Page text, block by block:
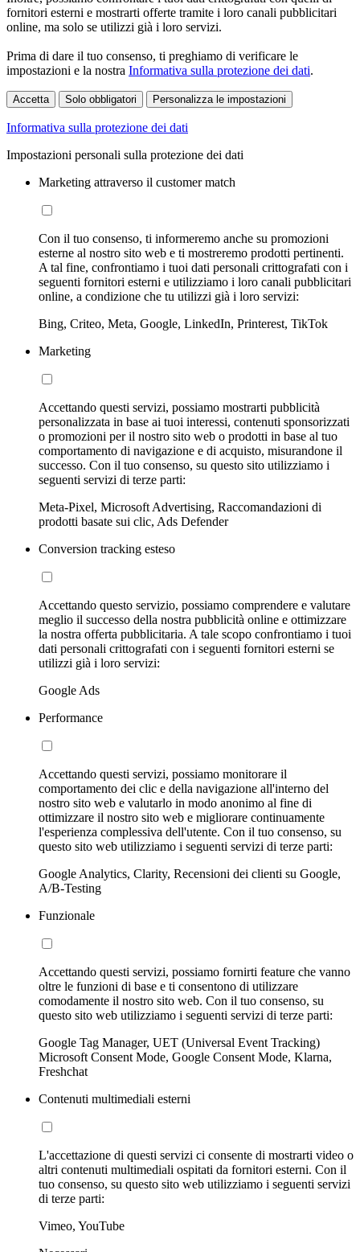
fornitori esterni e mostrarti offerte tramite i loro canali pubblicitari
online, ma solo se utilizzi già i loro servizi.
Prima di dare il tuo consenso, ti preghiamo di verificare le
impostazioni e la nostra Informativa sulla protezione dei dati.
Accetta Solo obbligatori Personalizza le impostazioni
Informativa sulla protezione dei dati
Impostazioni personali sulla protezione dei dati
Marketing attraverso il customer match
Con il tuo consenso, ti informeremo anche su promozioni
esterne al nostro sito web e ti mostreremo prodotti pertinenti.
A tal fine, confrontiamo i tuoi dati personali crittografati con i
seguenti fornitori esterni e utilizziamo i loro canali pubblicitari
online, a condizione che tu utilizzi già i loro servizi:
Bing, Criteo, Meta, Google, LinkedIn, Printerest, TikTok
Marketing
Accettando questi servizi, possiamo mostrarti pubblicità
personalizzata in base ai tuoi interessi, contenuti sponsorizzati
o promozioni per il nostro sito web o prodotti in base al tuo
comportamento di navigazione e di acquisto, misurandone il
successo. Con il tuo consenso, su questo sito utilizziamo i
seguenti servizi di terze parti:
Meta-Pixel, Microsoft Advertising, Raccomandazioni di
prodotti basate sui clic, Ads Defender
Conversion tracking esteso
Accettando questo servizio, possiamo comprendere e valutare
meglio il successo della nostra pubblicità online e ottimizzare
la nostra offerta pubblicitaria. A tale scopo confrontiamo i tuoi
dati personali crittografati con i seguenti fornitori esterni se
utilizzi già i loro servizi:
Google Ads
Performance
Accettando questi servizi, possiamo monitorare il
comportamento dei clic e della navigazione all'interno del
nostro sito web e valutarlo in modo anonimo al fine di
ottimizzare il nostro sito web e migliorare continuamente
l'esperienza complessiva dell'utente. Con il tuo consenso, su
questo sito web utilizziamo i seguenti servizi di terze parti:
Google Analytics, Clarity, Recensioni dei clienti su Google,
A/B-Testing
Funzionale
Accettando questi servizi, possiamo fornirti feature che vanno
oltre le funzioni di base e ti consentono di utilizzare
comodamente il nostro sito web. Con il tuo consenso, su
questo sito web utilizziamo i seguenti servizi di terze parti:
Google Tag Manager, UET (Universal Event Tracking)
Microsoft Consent Mode, Google Consent Mode, Klarna,
Freshchat
Contenuti multimediali esterni
L'accettazione di questi servizi ci consente di mostrarti video o
altri contenuti multimediali ospitati da fornitori esterni. Con il
tuo consenso, su questo sito web utilizziamo i seguenti servizi
di terze parti:
Vimeo, YouTube